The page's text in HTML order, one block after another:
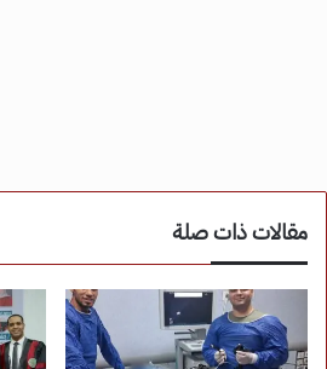
مقالات ذات صلة